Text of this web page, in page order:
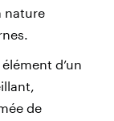
nature
d’un
de